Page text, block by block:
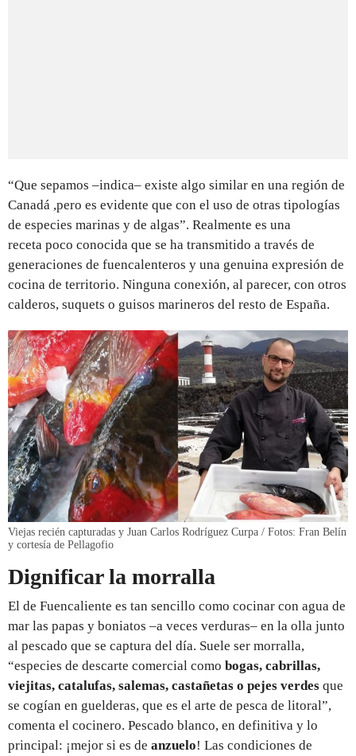
“Que sepamos –indica– existe algo similar en una región de
Canadá ,pero es evidente que con el uso de otras tipologías
de especies marinas y de algas”. Realmente es una
receta poco conocida que se ha transmitido a través de
generaciones de fuencalenteros y una genuina expresión de
cocina de territorio. Ninguna conexión, al parecer, con otros
calderos, suquets o guisos marineros del resto de España.
Viejas recién capturadas y Juan Carlos Rodríguez Curpa / Fotos: Fran Belín
y cortesía de Pellagofio
Dignificar la morralla
El de Fuencaliente es tan sencillo como cocinar con agua de
mar las papas y boniatos –a veces verduras– en la olla junto
al pescado que se captura del día. Suele ser morralla,
“especies de descarte comercial como bogas, cabrillas,
viejitas, catalufas, salemas, castañetas o pejes verdes que
se cogían en guelderas, que es el arte de pesca de litoral”,
comenta el cocinero. Pescado blanco, en definitiva y lo
principal: ¡mejor si es de anzuelo! Las condiciones de